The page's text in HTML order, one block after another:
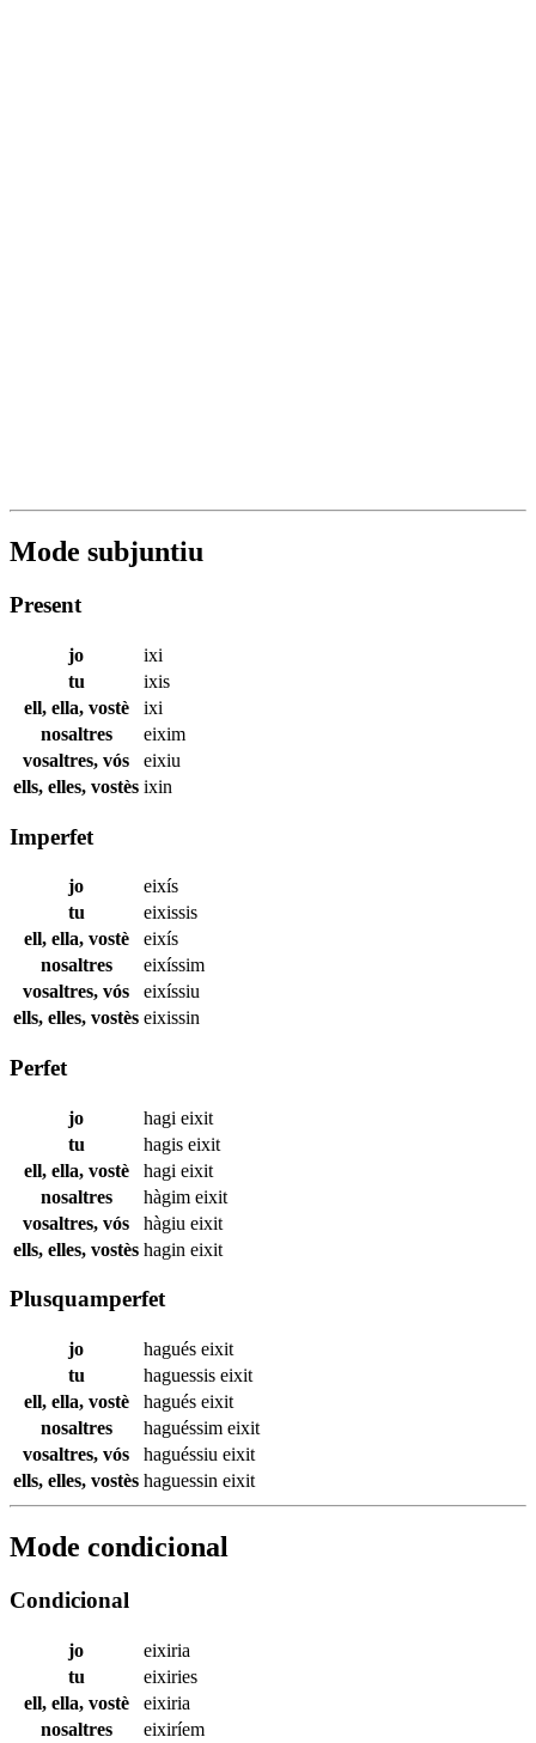
Mode subjuntiu
Present
jo
ixi
tu
ixis
ell, ella, vostè
ixi
nosaltres
eixim
vosaltres, vós
eixiu
ells, elles, vostès ixin
Imperfet
jo
eixís
tu
eixissis
ell, ella, vostè
eixís
nosaltres
eixíssim
vosaltres, vós
eixíssiu
ells, elles, vostès eixissin
Perfet
jo hagi eixit
tu
hagis eixit
ell, ella, vostè
hagi eixit
nosaltres
hàgim eixit
vosaltres, vós
hàgiu eixit
ells, elles, vostès hagin eixit
Plusquamperfet
jo hagués eixit
tu
haguessis eixit
ell, ella, vostè
hagués eixit
nosaltres
haguéssim eixit
vosaltres, vós
haguéssiu eixit
ells, elles, vostès haguessin eixit
Mode condicional
Condicional
jo
eixiria
tu
eixiries
ell, ella, vostè
eixiria
nosaltres
eixiríem